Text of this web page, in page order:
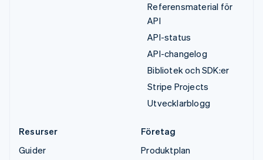
Referensmaterial för
API
API-status
API-changelog
Bibliotek och SDK:er
Stripe Projects
Utvecklarblogg
Resurser
Guider
Företag
Produktplan